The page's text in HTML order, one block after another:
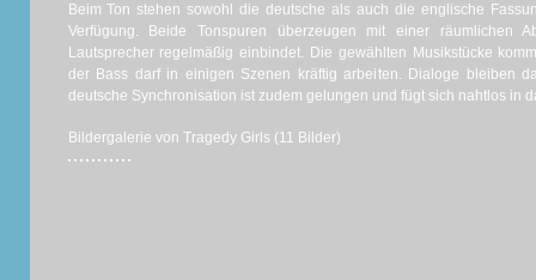
Beim Ton stehen sowohl die deutsche als auch die englische
Verfügung. Beide Tonspuren überzeugen mit einer räumlichen
Lautsprecher regelmäßig einbindet. Die gewählten Musikstücke
der Bass darf in einigen Szenen kräftig arbeiten. Dialoge bleiben
deutsche Synchronisation ist zudem gelungen und fügt sich nahtlos in
Bildergalerie von Tragedy Girls (11 Bilder)